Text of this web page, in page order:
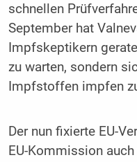
schnellen
September hat
Impfskeptikern
zu warten, sondern
Impfstoffen impfen
Der nun fixierte EU-
EU-Kommission